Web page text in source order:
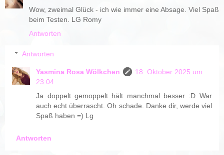
Wow, zweimal Glück - ich wie immer eine Absage. Viel Spaß
beim Testen. LG Romy
Antworten
Antworten
Yasmina Rosa Wölkchen
18. Oktober 2025 um
23:04
Ja doppelt gemoppelt hält manchmal besser :D War
auch echt überrascht. Oh schade. Danke dir, werde viel
Spaß haben =) Lg
Antworten